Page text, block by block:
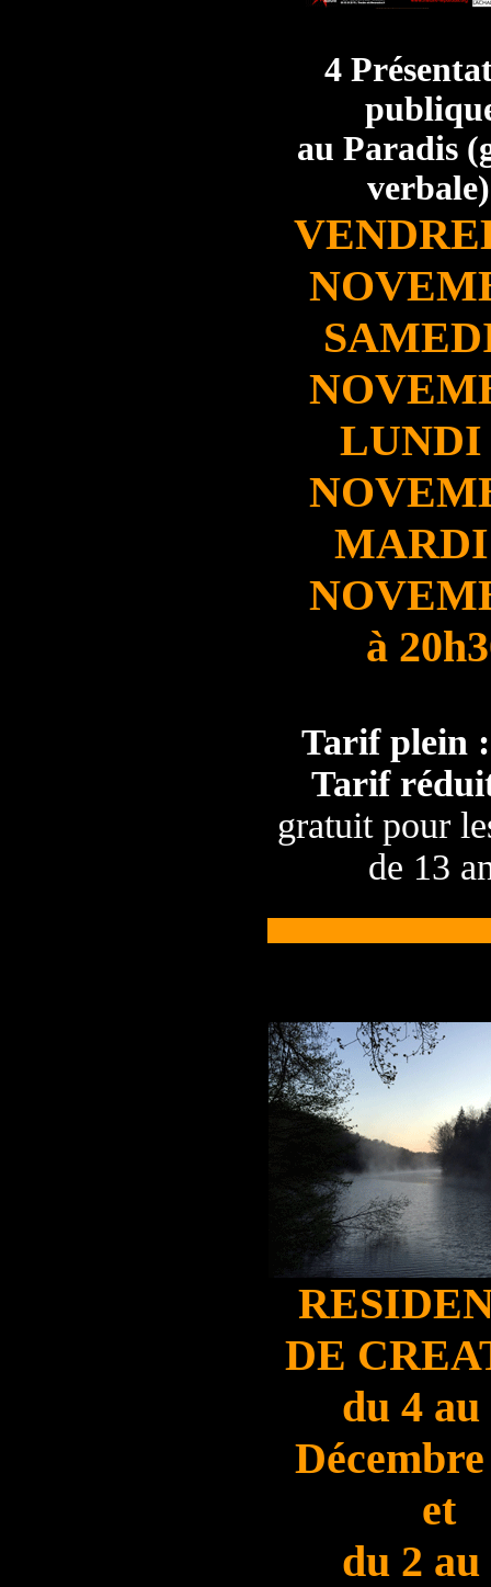
4
au Paradis
LUNDI
MARDI
à
Tarif plein
Tarif
gratuit pour
de 13
DE
du 4 au
et
du 2 au